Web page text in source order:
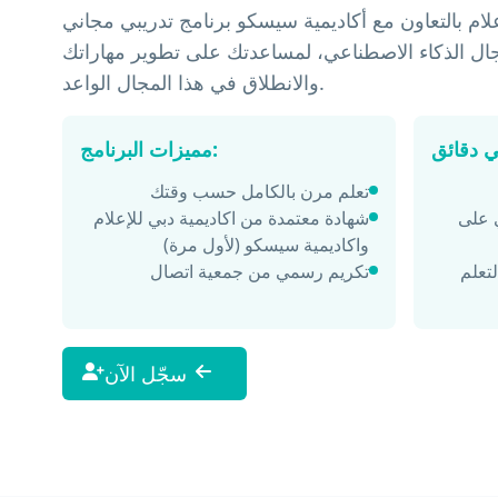
بالتعاون مع أكاديمية سيسكو برنامج تدريبي مجاني
الذكاء الاصطناعي، لمساعدتك على تطوير مهاراتك
والانطلاق في هذا المجال الواعد.
مميزات البرنامج:
تعلم مرن بالكامل حسب وقتك
شهادة معتمدة من اكاديمية دبي للإعلام
واكاديمية سيسكو (لأول مرة)
تكريم رسمي من جمعية اتصال
على
سجّل الآن